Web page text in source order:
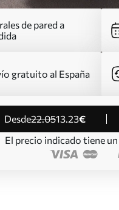
de pared a
gratuito al España
desde22.0513.23€
El precio indicado tiene un